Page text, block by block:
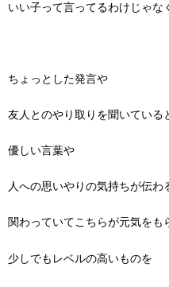
いい子って言ってるわけじゃな
ちょっとした発言や
友人とのやり取りを聞いている
優しい言葉や
人への思いやりの気持ちが伝わ
関わっていてこちらが元気をも
少しでもレベルの高いものを